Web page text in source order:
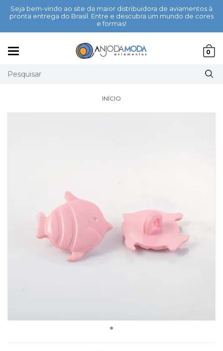
Seja bem-vindo ao site da maior distribuidora de aviamentos à
pronta entrega do Brasil. Entre e descubra um mundo de cores
e formas!
0
INÍCIO